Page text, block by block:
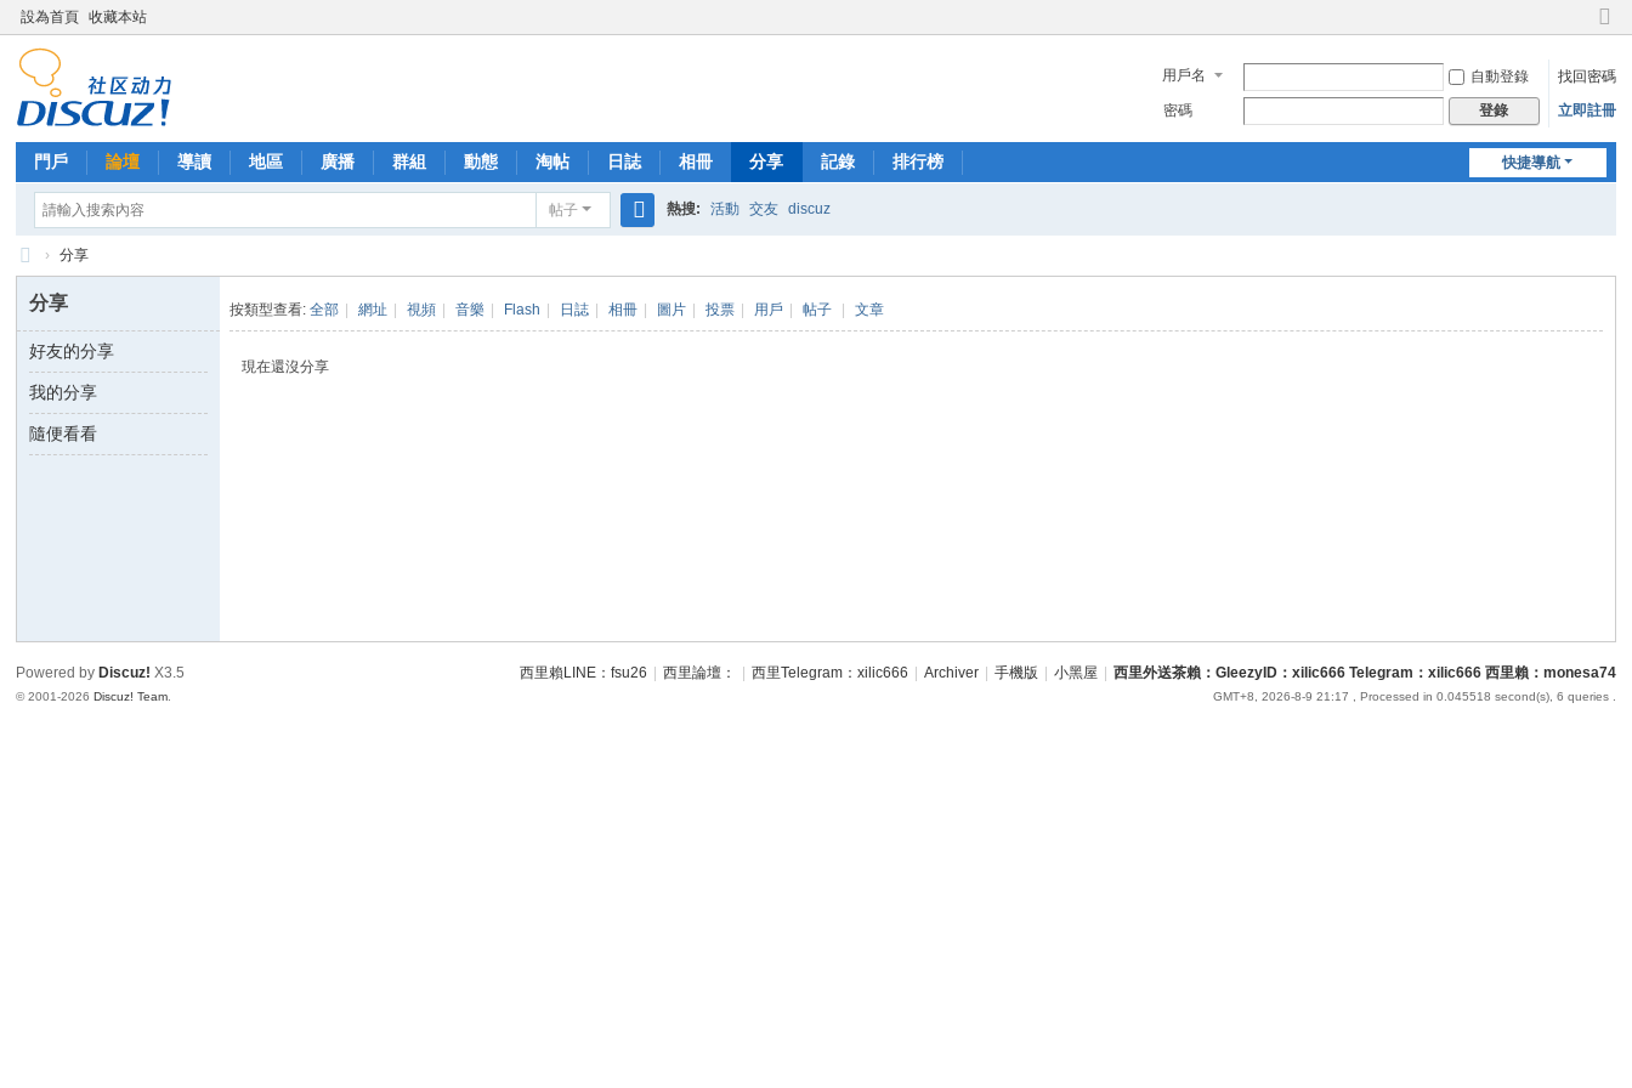
設為首頁 收藏本站
切
到
窄
用戶名 自動登錄
找回密碼
密碼
登錄 立即註冊
快捷導航
門戶 論壇 導讀 地區 廣播 群組 動態 淘帖 日誌 相冊 分享 記錄 排行榜
帖子
索
熱搜: 活動 交友 discuz
西
里
外
送
茶
› 分享
分享
好友的分享
我的分享
隨便看看
按類型查看:全部 網址 視頻 音樂 Flash 日誌 相冊 圖片 投票 用戶 帖子 文章
現在還沒分享
西里賴LINE：fsu26 西里論壇： 西里Telegram：xilic666 Archiver 手機版 小黑屋 西里外送茶賴：GleezyID：xilic666 Telegram：xilic666 西里賴：monesa74
GMT+8, 2026-8-9 21:17 , Processed in 0.045518 second(s), 6 queries .
Powered by Discuz! X3.5
© 2001-2026Discuz! Team